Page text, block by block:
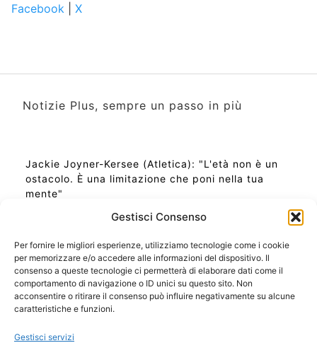
Gestisci Consenso
Per fornire le migliori esperienze, utilizziamo tecnologie come i cookie
per memorizzare e/o accedere alle informazioni del dispositivo. Il
consenso a queste tecnologie ci permetterà di elaborare dati come il
comportamento di navigazione o ID unici su questo sito. Non
acconsentire o ritirare il consenso può influire negativamente su alcune
caratteristiche e funzioni.
Gestisci servizi
Facebook
X
Notizie Plus, sempre un passo in più
Jackie Joyner-Kersee (Atletica): "L'età non è un
ostacolo. È una limitazione che poni nella tua
mente"
Ora Esatta in Italia in questo momento
Ti Senti Strano Ultimamente? Potrebbe Essere per
la Risonanza di Schumann
Come Sapere Se Stai Ascendendo alla Quinta